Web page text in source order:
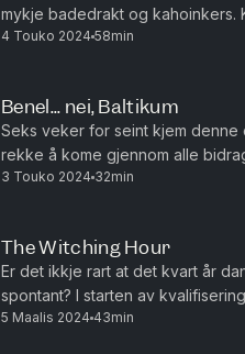
mykje badedrakt og kahoinkers.
vere den mest bedritne songen i
4 Touko 2024 58min
Benel... nei, Baltikum
Seks veker for seint kjem
rekke å kome gjennom alle
3 Touko 2024 32min
The Witching Hour
Er det ikkje rart at det kvart år
spontant? I starten av
heksete songar som melde seg
5 Maalis 2024 43min